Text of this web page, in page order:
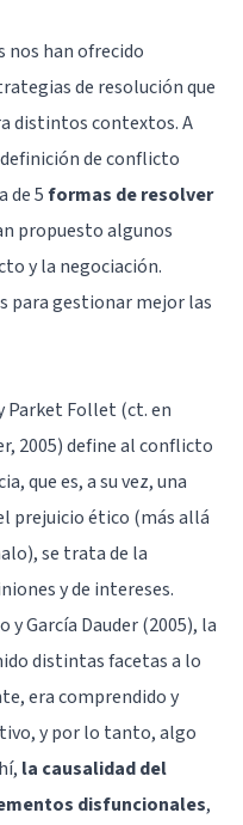
nos han ofrecido
de resolución que
distintos contextos. A
de conflicto
de 5formas de resolver
propuesto algunos
y la negociación.
para gestionar mejor las
Parket Follet (ct. en
2005) define al conflicto
que es, a su vez, una
prejuicio ético (más allá
se trata de la
y de intereses.
y García Dauder (2005), la
distintas facetas a lo
era comprendido y
y por lo tanto, algo
la causalidad del
disfuncionales,